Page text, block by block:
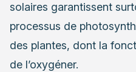
solaires garantissent
processus de
des plantes, dont la
de l’oxygéner.